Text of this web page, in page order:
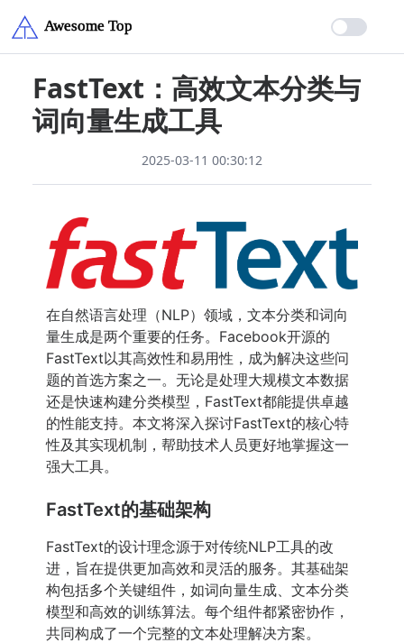
FastText：高效文本分类与
词向量生成工具
2025-03-11 00:30:12
在自然语言处理（NLP）领域，文本分类和词向
量生成是两个重要的任务。Facebook开源的
FastText以其高效性和易用性，成为解决这些问
题的首选方案之一。无论是处理大规模文本数据
还是快速构建分类模型，FastText都能提供卓越
的性能支持。本文将深入探讨FastText的核心特
性及其实现机制，帮助技术人员更好地掌握这一
强大工具。
FastText的基础架构
FastText的设计理念源于对传统NLP工具的改
进，旨在提供更加高效和灵活的服务。其基础架
构包括多个关键组件，如词向量生成、文本分类
模型和高效的训练算法。每个组件都紧密协作，
共同构成了一个完整的文本处理解决方案。